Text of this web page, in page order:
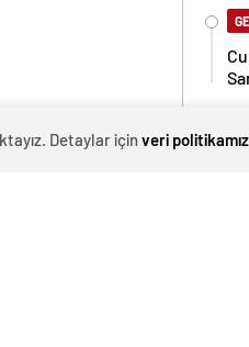
trafik kazası: 1 ölü, 3
Detaylar için veri